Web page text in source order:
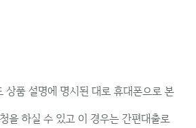
상품 설명에 명시된 대로 휴대폰으로 본
을 하실 수 있고 이 경우는 간편대출로